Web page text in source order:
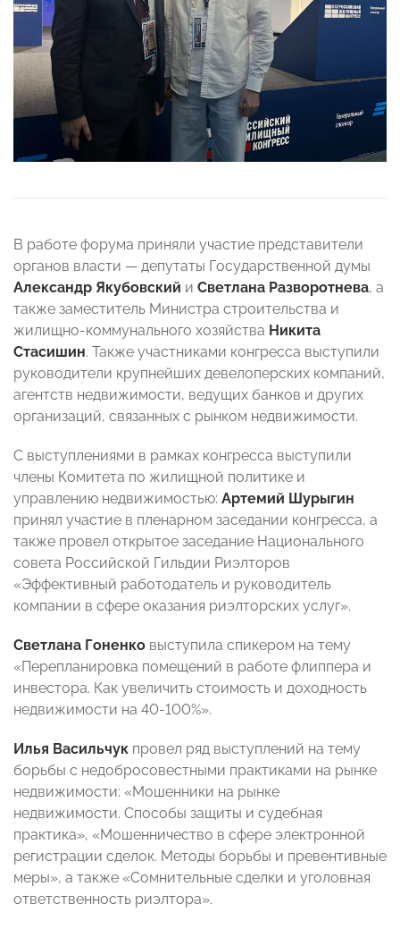
В работе форума приняли участие представители
органов власти — депутаты Государственной думы
Александр Якубовский и Светлана Разворотнева, а
также заместитель Министра строительства и
жилищно-коммунального хозяйства Никита
Стасишин. Также участниками конгресса выступили
руководители крупнейших девелоперских компаний,
агентств недвижимости, ведущих банков и других
организаций, связанных с рынком недвижимости.
С выступлениями в рамках конгресса выступили
члены Комитета по жилищной политике и
управлению недвижимостью: Артемий Шурыгин
принял участие в пленарном заседании конгресса, а
также провел открытое заседание Национального
совета Российской Гильдии Риэлторов
«Эффективный работодатель и руководитель
компании в сфере оказания риэлторских услуг».
Светлана Гоненко выступила спикером на тему
«Перепланировка помещений в работе флиппера и
инвестора. Как увеличить стоимость и доходность
недвижимости на 40-100%».
Илья Васильчук провел ряд выступлений на тему
борьбы с недобросовестными практиками на рынке
недвижимости: «Мошенники на рынке
недвижимости. Способы защиты и судебная
практика», «Мошенничество в сфере электронной
регистрации сделок. Методы борьбы и превентивные
меры», а также «Сомнительные сделки и уголовная
ответственность риэлтора».